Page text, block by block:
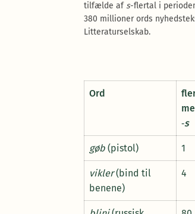
tilfælde afs-flertal i
380 millioner ords
Litteraturselskab.
Ord
‑s
gøb (pistol) 1
vikler(bind til
benene)
4